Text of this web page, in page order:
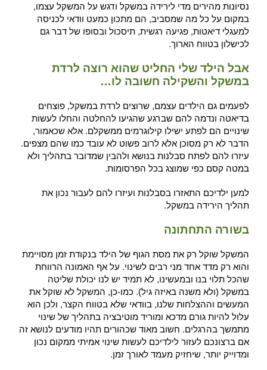
נסיונות מהירים מדי לירידה במשקל ודגש על המשקל עצמו,
במקום על כל מה שמסביב, הם מתכון כמעט וודאי לכניסה
למעגלי דיאטות, פגיעה רגשית, תיסכול ובסופו של דבר גם
לכישלון בטווח הארוך.
אבל הילד שלי החליט שהוא רוצה לרדת
במשקל והשקילה חשובה לו…
לפעמים גם הילדים עצמם, שרוצים לרדת במשקל, פוצחים
בדיאטה ונדמה להם שברגע שהגיעו להחלטה והחלו לעשות
שינויים הם לפתע ישילו קילוגרמים ממשקלם. אלא שכאמור,
הדבר לא רק מסוכן אלא לרוב פשוט לא עובד כמו שהם מצפים.
עיזרו להם לפתח סבלנות בנושא ולהבין שמדובר בתהליך ולא
במטה קסם כפי שמוצג בכל הפרסומות.
למען ילדיכם התאזרו בסבלנות ועיזרו להם לעבור נכון את
תהליך הירידה במשקל.
בשורה התחתונה
המשקל שוקל רק את מסת הגוף של הילד בנקודת זמן מסויימת
והוא רק מדד אחד מני רבים לשינוי. על אף האמונה הרווחת
שהכל תלוי בנו ובמעשינו, לא תמיד יש לנו יכולת שליטה
במשקל (ולא משנה באיזה גיל). כמו-כן, המשקל לא שוקל את
המעשים וההצלחות שלנו, בוודאי שלא בטווח הקצר, ולכן הוא
עלול להיות גורם מדכא ומוריד מוטיבציה בתהליך של שינוי
מתמשך בהרגלים. חשוב מאוד שכהורים תהיו מודעים לנושא זה
אם ברצונכם לעזור לילדיכם לעשות שינוי אמיתי ממקום נכון
ומדוייק יותר, שיחזיק מעמד לאורך זמן.